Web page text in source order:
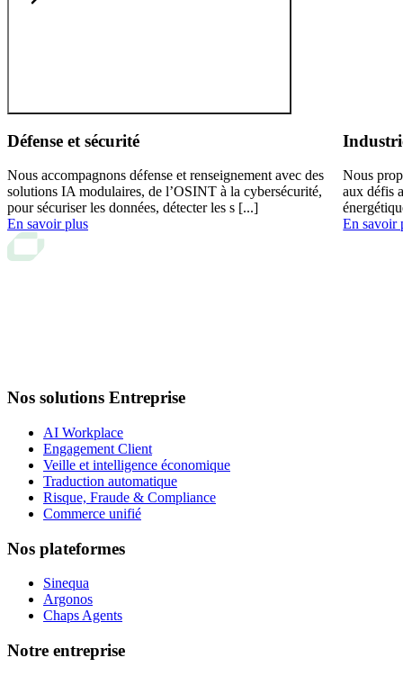
Défense et sécurité
Nous accompagnons défense et renseignement avec des
solutions IA modulaires, de l’OSINT à la cybersécurité,
pour sécuriser les données, détecter les s [...]
En savoir plus
Nous
aux défis
En savoir
Nos solutions Entreprise
AI Workplace
Engagement Client
Veille et intelligence économique
Traduction automatique
Risque, Fraude & Compliance
Commerce unifié
Nos plateformes
Sinequa
Argonos
Chaps Agents
Notre entreprise